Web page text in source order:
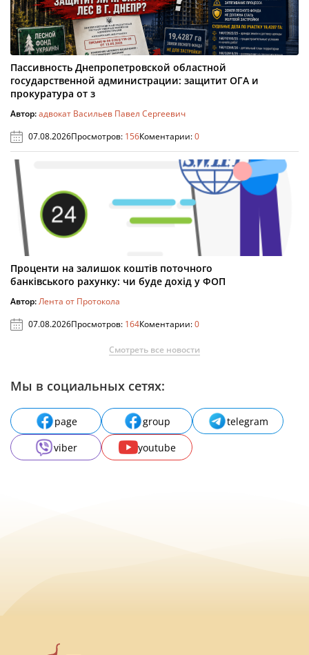
Пассивность Днепропетровской областной
государственной администрации: защитит ОГА и
прокуратура от з
Автор:адвокат Васильев Павел Сергеевич
07.08.2026Просмотров: 156Коментарии:0
Проценти на залишок коштів поточного
банківського рахунку: чи буде дохід у ФОП
Автор:Лента от Протокола
07.08.2026Просмотров: 164Коментарии:0
Смотреть все новости
Мы в социальных сетях:
page group
telegram
viber
youtube